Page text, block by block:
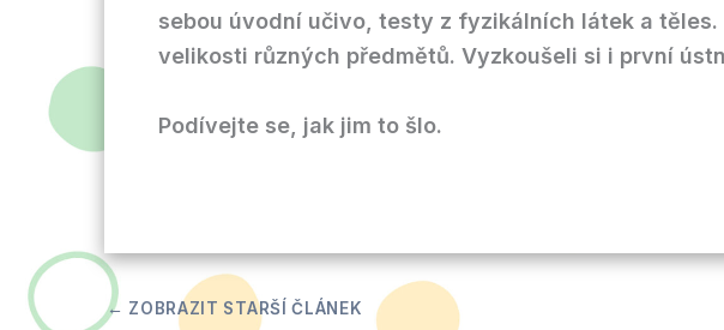
sebou úvodní učivo, testy z fyzikálních látek a
velikosti různých předmětů. Vyzkoušeli si i první
Podívejte se, jak jim to šlo.